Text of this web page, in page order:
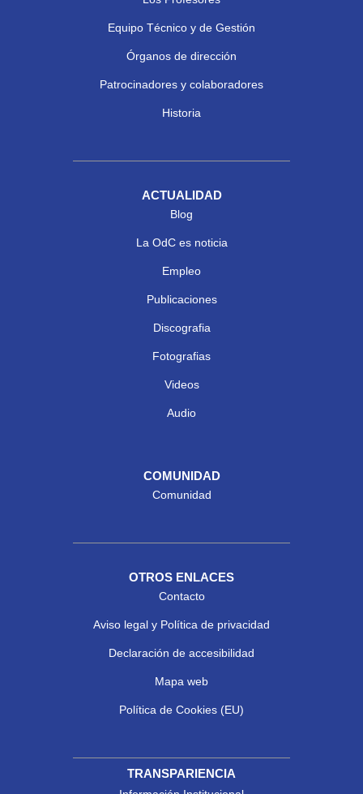
Equipo Técnico y de Gestión
Órganos de dirección
Patrocinadores y colaboradores
Historia
ACTUALIDAD
Blog
La OdC es noticia
Empleo
Publicaciones
Discografia
Fotografias
Videos
Audio
COMUNIDAD
Comunidad
OTROS ENLACES
Contacto
Aviso legal y Política de privacidad
Declaración de accesibilidad
Mapa web
Política de Cookies (EU)
TRANSPARIENCIA